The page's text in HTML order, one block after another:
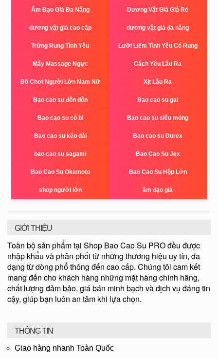
Âm Đạo Giả Đa Năng Dương Vật Giả Giá Rẻ
dương vật giả cao cấp dương vật giả đa năng
Trứng Rung Tình Yêu Lưỡi Liếm Tình Yêu Có Rung
Máy Massage Ngực Cách Yêu Lâu Ra
Đồ Chơi Người Lớn Nam Nữ Xịt Lâu Ra
Bao cao su đôn dên Bao cao su gai
Bao cao su có bi Bao cao su siêu mỏng
Bao cao su kéo dài Bao cao su Durex
bao cao su sagami Bao Cao Su Jex
Bao Cao Su Okamoto Bao Cao Su Hộp Lớn
shop người lớn âm đạo giả
GIỚI THIỆU
Toàn bộ sản phẩm tại Shop Bao Cao Su PRO đều được
nhập khẩu và phân phối từ những thương hiệu uy tín, đa
dạng từ dòng phổ thông đến cao cấp. Chúng tôi cam kết
mang đến cho khách hàng những mặt hàng chính hãng,
chất lượng đảm bảo, giá bán minh bạch và dịch vụ đáng tin
cậy, giúp bạn luôn an tâm khi lựa chọn.
THÔNG TIN
Giao hàng nhanh Toàn Quốc